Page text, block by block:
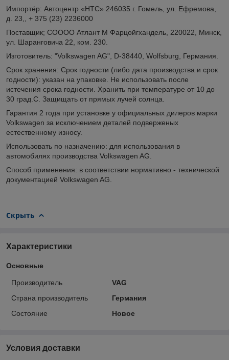
Импортёр: Автоцентр «НТС» 246035 г. Гомель, ул. Ефремова,
д. 23,, + 375 (23) 2236000
Поставщик; СОООО Атлант М Фарцойгхандель, 220022, Минск,
ул. Шаранговича 22, ком. 230.
Изготовитель: "Volkswagen AG", D-38440, Wolfsburg, Германия.
Срок хранения: Срок годности (либо дата производства и срок
годности): указан на упаковке. Не использовать после
истечения срока годности. Хранить при температуре от 10 до
30 град.С. Защищать от прямых лучей солнца.
Гарантия 2 года при установке у официальных дилеров марки
Volkswagen за исключением деталей подверженых
естественному износу.
Использовать по назначению: для использования в
автомобилях производства Volkswagen AG.
Способ применения: в соответствии нормативно - технической
документацией Volkswagen AG.
Скрыть
Характеристики
Основные
Производитель
VAG
Страна производитель
Германия
Состояние
Новое
Условия доставки